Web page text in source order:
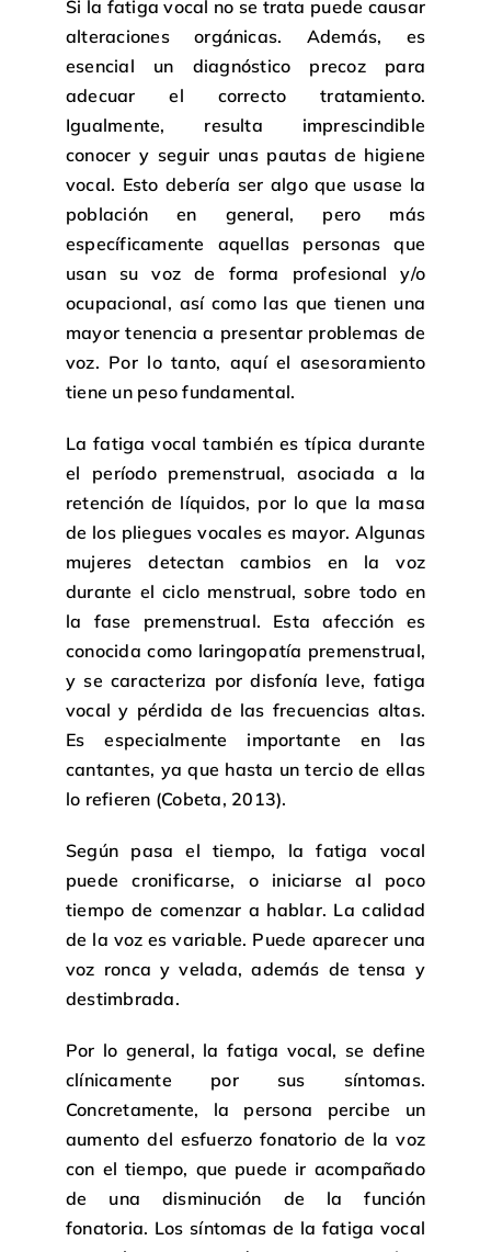
Si la fatiga vocal no se trata puede causar
alteraciones orgánicas. Además, es
esencial un diagnóstico precoz para
adecuar el correcto tratamiento.
Igualmente, resulta imprescindible
conocer y seguir unas pautas de higiene
vocal. Esto debería ser algo que usase la
población en general, pero más
específicamente aquellas personas que
usan su voz de forma profesional y/o
ocupacional, así como las que tienen una
mayor tenencia a presentar problemas de
voz. Por lo tanto, aquí el asesoramiento
tiene un peso fundamental.
La fatiga vocal también es típica durante
el período premenstrual, asociada a la
retención de líquidos, por lo que la masa
de los pliegues vocales es mayor. Algunas
mujeres detectan cambios en la voz
durante el ciclo menstrual, sobre todo en
la fase premenstrual. Esta afección es
conocida como laringopatía premenstrual,
y se caracteriza por disfonía leve, fatiga
vocal y pérdida de las frecuencias altas.
Es especialmente importante en las
cantantes, ya que hasta un tercio de ellas
lo refieren (Cobeta, 2013).
Según pasa el tiempo, la fatiga vocal
puede cronificarse, o iniciarse al poco
tiempo de comenzar a hablar. La calidad
de la voz es variable. Puede aparecer una
voz ronca y velada, además de tensa y
destimbrada.
Por lo general, la fatiga vocal, se define
clínicamente por sus síntomas.
Concretamente, la persona percibe un
aumento del esfuerzo fonatorio de la voz
con el tiempo, que puede ir acompañado
de una disminución de la función
fonatoria. Los síntomas de la fatiga vocal